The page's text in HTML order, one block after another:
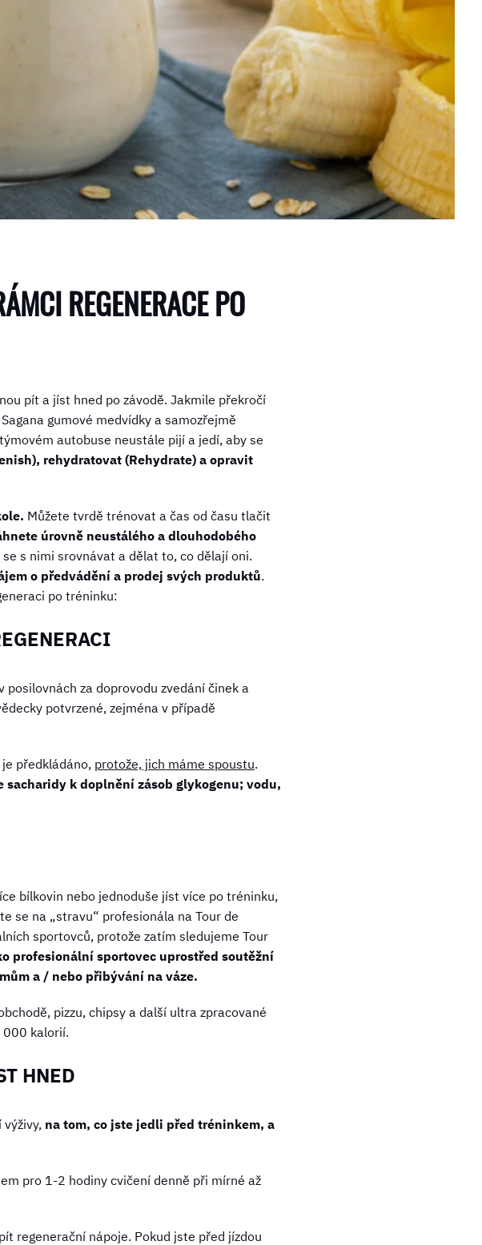
REGENERACE PO
pít a jíst hned po závodě. Jakmile překročí
gumové medvídky a samozřejmě
autobuse neustále pijí a jedí, aby se
, rehydratovat (Rehydrate)a opravit
Můžete tvrdě trénovat a čas od času tlačit
úrovně neustálého a dlouhodobého
s nimi srovnávat a dělat to, co dělají oni.
o předvádění a prodej svých produktů.
po tréninku:
za doprovodu zvedání činek a
potvrzené, zejména v případě
předkládáno, protože, jich máme spoustu.
k doplnění zásob glykogenu; vodu,
bílkovin nebo jednoduše jíst více po tréninku,
se na „stravu“ profesionála na Tour de
sportovců, protože zatím sledujeme Tour
profesionální sportovec uprostřed soutěžní
a / nebo přibývání na váze.
pizzu, chipsy a další ultra zpracované
000 kalorií.
HNED
na tom, co jste jedli před tréninkem, a
pro 1-2 hodiny cvičení denně při mírné až
regenerační nápoje. Pokud jste před jízdou